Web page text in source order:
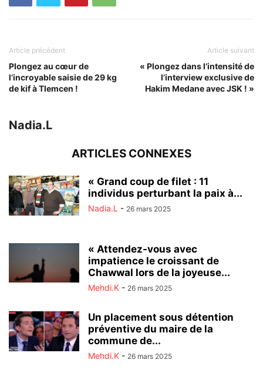
Article précédent
Plongez au cœur de
l’incroyable saisie de 29 kg
de kif à Tlemcen !
Article suivant
« Plongez dans l’intensité de
l’interview exclusive de
Hakim Medane avec JSK ! »
Nadia.L
ARTICLES CONNEXES
« Grand coup de filet : 11
individus perturbant la paix à...
Nadia.L - 26 mars 2025
« Attendez-vous avec
impatience le croissant de
Chawwal lors de la joyeuse...
Mehdi.K - 26 mars 2025
Un placement sous détention
préventive du maire de la
commune de...
Mehdi.K - 26 mars 2025